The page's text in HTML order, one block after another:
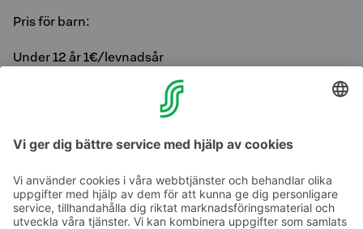
Pris för barn:
Under 12 år 1€/levnadsår